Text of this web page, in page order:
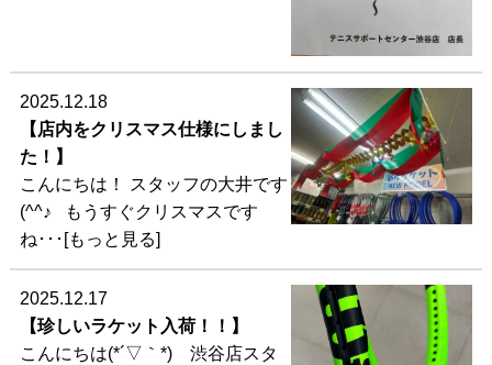
2025.12.18
【店内をクリスマス仕様にしまし
た！】
こんにちは！ スタッフの大井です
(^^♪ もうすぐクリスマスです
ね･･･[もっと見る]
2025.12.17
【珍しいラケット入荷！！】
こんにちは(*´▽｀*) 渋谷店スタ